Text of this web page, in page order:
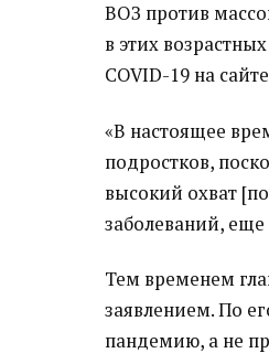
ВОЗ против
в этих
COVID-19 на
«В настоящее
подростков,
высокий охват
заболеваний, еще
Тем временем
заявлением. По
пандемию, а не